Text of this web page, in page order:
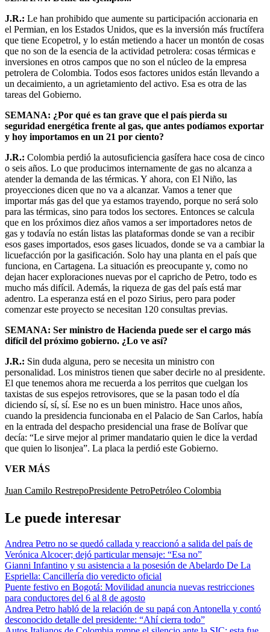
J.R.: Le han prohibido que aumente su participación accionaria en
el Permian, en los Estados Unidos, que es la inversión más fructífera
que tiene Ecopetrol, y lo están metiendo a hacer un montón de cosas
que no son de la esencia de la actividad petrolera: cosas térmicas e
inversiones en otros campos que no son el núcleo de la empresa
petrolera de Colombia. Todos esos factores unidos están llevando a
un decaimiento, a un agrietamiento del activo. Esa es otra de las
tareas del Gobierno.
SEMANA: ¿Por qué es tan grave que el país pierda su
seguridad energética frente al gas, que antes podíamos exportar
y hoy importamos en un 21 por ciento?
J.R.: Colombia perdió la autosuficiencia gasífera hace cosa de cinco
o seis años. Lo que producimos internamente de gas no alcanza a
atender la demanda de las térmicas. Y ahora, con El Niño, las
proyecciones dicen que no va a alcanzar. Vamos a tener que
importar más gas del que ya estamos trayendo, porque no será solo
para las térmicas, sino para todos los sectores. Entonces se calcula
que en los próximos diez años vamos a ser importadores netos de
gas y todavía no están listas las plataformas donde se van a recibir
esos gases importados, esos gases licuados, donde se va a cambiar la
licuefacción por la gasificación. Solo hay una planta en el país que
funciona, en Cartagena. La situación es preocupante y, como no
dejan hacer exploraciones nuevas por el capricho de Petro, todo es
mucho más difícil. Además, la riqueza de gas del país está mar
adentro. La esperanza está en el pozo Sirius, pero para poder
comenzar este proyecto se necesitan 120 consultas previas.
SEMANA: Ser ministro de Hacienda puede ser el cargo más
difícil del próximo gobierno. ¿Lo ve así?
J.R.: Sin duda alguna, pero se necesita un ministro con
personalidad. Los ministros tienen que saber decirle no al presidente.
El que tenemos ahora me recuerda a los perritos que cuelgan los
taxistas de sus espejos retrovisores, que se la pasan todo el día
diciendo sí, sí, sí. Ese no es un buen ministro. Hace unos años,
cuando la presidencia funcionaba en el Palacio de San Carlos, había
en la entrada del despacho presidencial una frase de Bolívar que
decía: “Le sirve mejor al primer mandatario quien le dice la verdad
que quien lo lisonjea”. La placa la perdió este Gobierno.
VER MÁS
Juan Camilo RestrepoPresidente PetroPetróleo Colombia
Le puede interesar
Andrea Petro no se quedó callada y reaccionó a salida del país de
Verónica Alcocer; dejó particular mensaje: “Esa no”
Gianni Infantino y su asistencia a la posesión de Abelardo De La
Espriella: Cancillería dio veredicto oficial
Puente festivo en Bogotá: Movilidad anuncia nuevas restricciones
para conductores del 6 al 8 de agosto
Andrea Petro habló de la relación de su papá con Antonella y contó
desconocido detalle del presidente: “Ahí cierra todo”